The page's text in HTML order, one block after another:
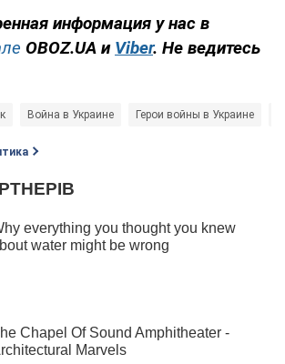
информация у нас в
OBOZ.UA и Viber. Не ведитесь
Война в Украине Герои войны в Украине